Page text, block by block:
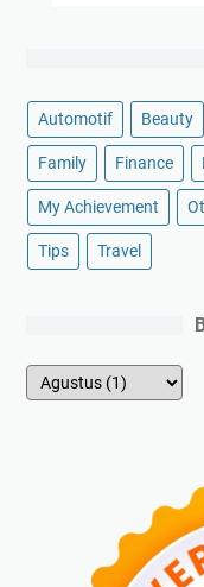
Automotif Beauty
Family Finance
My Achievement
Tips Travel